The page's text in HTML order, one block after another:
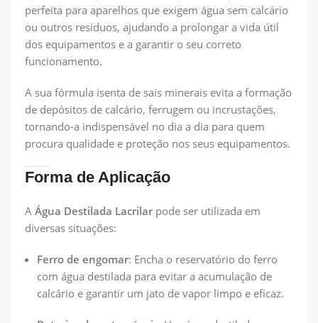
perfeita para aparelhos que exigem água sem calcário
ou outros resíduos, ajudando a prolongar a vida útil
dos equipamentos e a garantir o seu correto
funcionamento.
A sua fórmula isenta de sais minerais evita a formação
de depósitos de calcário, ferrugem ou incrustações,
tornando-a indispensável no dia a dia para quem
procura qualidade e proteção nos seus equipamentos.
Forma de Aplicação
A Água Destilada Lacrilar pode ser utilizada em
diversas situações:
Ferro de engomar: Encha o reservatório do ferro
com água destilada para evitar a acumulação de
calcário e garantir um jato de vapor limpo e eficaz.